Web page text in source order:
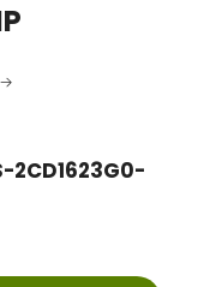
2CD1623G0-